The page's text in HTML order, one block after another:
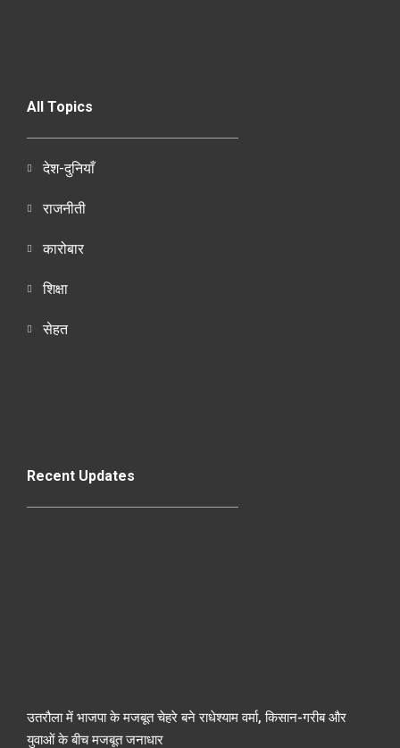
All Topics
देश-दुनियाँ
राजनीती
कारोबार
शिक्षा
सेहत
Recent Updates
उतरौला में भाजपा के मजबूत चेहरे बने राधेश्याम वर्मा, किसान-गरीब और
युवाओं के बीच मजबूत जनाधार